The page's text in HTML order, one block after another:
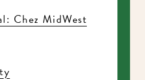
Chez MidWest